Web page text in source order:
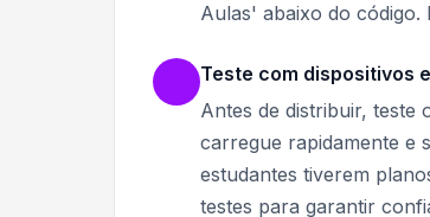
Aulas' abaixo do código.
Teste com dispositivos
Antes de distribuir, teste
carregue rapidamente e
estudantes tiverem
testes para garantir